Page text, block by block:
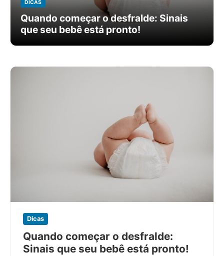
DICAS
Quando começar o desfralde​: Sinais
que seu bebê está pronto!
Dicas
Quando começar o desfralde​:
Sinais que seu bebê está pronto!